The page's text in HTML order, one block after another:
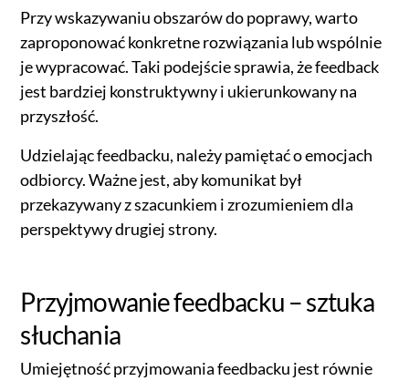
Przy wskazywaniu obszarów do poprawy, warto
zaproponować konkretne rozwiązania lub wspólnie
je wypracować. Taki podejście sprawia, że feedback
jest bardziej konstruktywny i ukierunkowany na
przyszłość.
Udzielając feedbacku, należy pamiętać o emocjach
odbiorcy. Ważne jest, aby komunikat był
przekazywany z szacunkiem i zrozumieniem dla
perspektywy drugiej strony.
Przyjmowanie feedbacku – sztuka
słuchania
Umiejętność przyjmowania feedbacku jest równie